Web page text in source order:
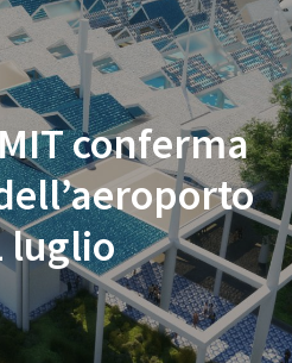
conferma
luglio